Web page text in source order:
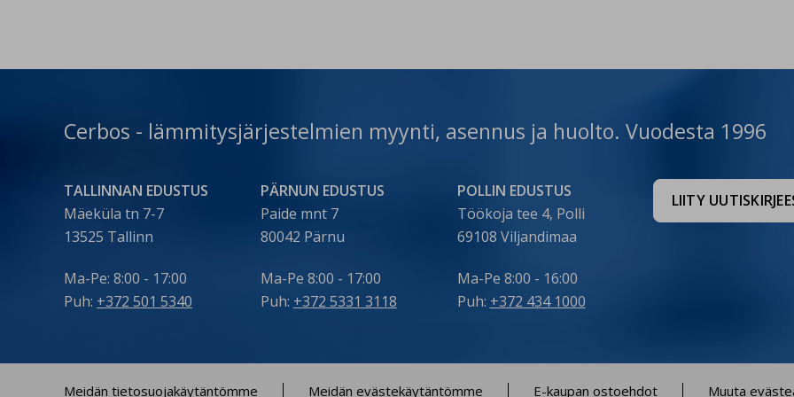
09-3…
https://
Cerbos - lämmitysjärjestelmien myynti, asennus ja huolto. Vuodesta 1996
TALLINNAN EDUSTUS
Mäeküla tn 7-7
13525 Tallinn
Ma-Pe: 8:00 - 17:00
Puh: +372 501 5340
PÄRNUN EDUSTUS
Paide mnt 7
80042 Pärnu
Ma-Pe 8:00 - 17:00
Puh: +372 5331 3118
POLLIN EDUSTUS
Töökoja tee 4, Polli
69108 Viljandimaa
Ma-Pe 8:00 - 16:00
Puh: +372 434 1000
LIITY
Meidän tietosuojakäytäntömme Meidän evästekäytäntömme E-kaupan ostoehdot Muuta